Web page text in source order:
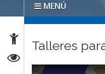
MENÚ
Talleres